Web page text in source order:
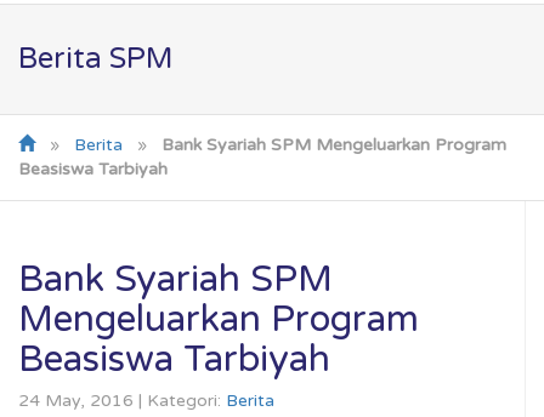
Berita SPM
» Berita » Bank Syariah SPM Mengeluarkan Program
Beasiswa Tarbiyah
Bank Syariah SPM
Mengeluarkan Program
Beasiswa Tarbiyah
24 May, 2016 | Kategori: Berita